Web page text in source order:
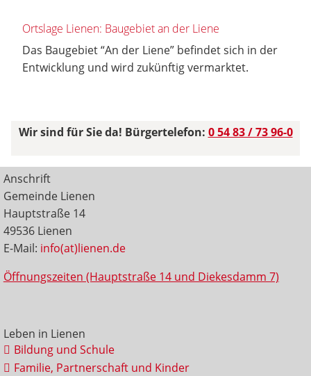
Ortslage Lienen: Baugebiet an der Liene
Das Baugebiet “An der Liene” befindet sich in der
Entwicklung und wird zukünftig vermarktet.
Wir sind für Sie da! Bürgertelefon: 0 54 83 / 73 96-0
Anschrift
Gemeinde Lienen
Hauptstraße 14
49536 Lienen
E-Mail: info(at)lienen.de
Öffnungszeiten (Hauptstraße 14 und Diekesdamm 7)
Leben in Lienen
Bildung und Schule
Familie, Partnerschaft und Kinder